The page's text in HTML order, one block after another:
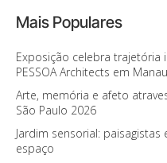
Mais Populares
Exposição celebra trajetória
PESSOA Architects em
Arte, memória e afeto
São Paulo 2026
Jardim sensorial:
espaço